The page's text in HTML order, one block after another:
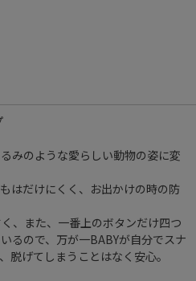
みのような愛らしい動物の姿に変
はだけにくく、お出かけの時の防
、また、一番上のボタンだけ四つ
るので、万が一BABYが自分でスナ
脱げてしまうことはなく安心。